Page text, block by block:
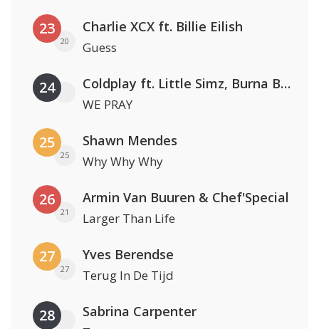
23
20
Charlie XCX ft. Billie Eilish
Guess
24 Coldplay ft. Little Simz, Burna Boy, Elyanna & Tini
WE PRAY
25
25
Shawn Mendes
Why Why Why
26
21
Armin Van Buuren & Chef'Special
Larger Than Life
27
27
Yves Berendse
Terug In De Tijd
28 Sabrina Carpenter